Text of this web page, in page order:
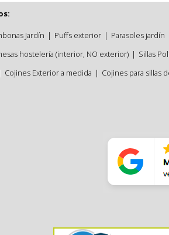
Jardín | Puffs exterior | Parasoles jardín
hostelería (interior, NO exterior) | Sillas
Cojines Exterior a medida | Cojines para sillas